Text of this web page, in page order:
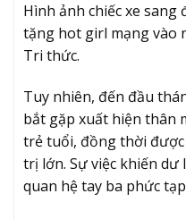
Hình ảnh chiếc xe sang
tặng hot girl mạng vào
Tri thức.
Tuy nhiên, đến đầu
bắt gặp xuất hiện thân
trẻ tuổi, đồng thời
trị lớn. Sự việc khiến dư
quan hệ tay ba phức